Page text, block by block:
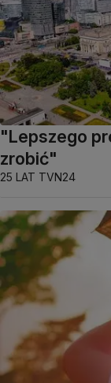
"Lepszego
zrobić"
25 LAT TVN24